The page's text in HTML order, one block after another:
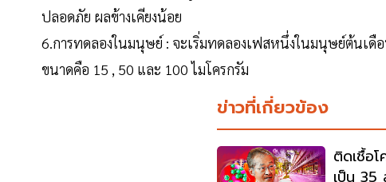
ปลอดภัย ผลข้างเคียงน้อย
6.การทดลองในมนุษย์ : จะเริ่มทดลองเฟสหนึ่งในมนุษย์ต้นเ
ขนาดคือ 15 , 50 และ 100 ไมโครกรัม
ข่าวที่เกี่ยวข้อง
ติดเชื้อ
เป็น 35